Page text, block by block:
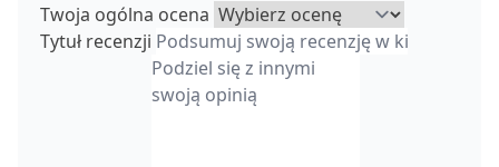
Twoja ogólna ocena
Tytuł recenzji